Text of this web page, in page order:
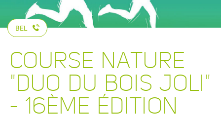
BEL
COURSE NATURE
"DUO DU BOIS JOLI"
- 16ÈME ÉDITION